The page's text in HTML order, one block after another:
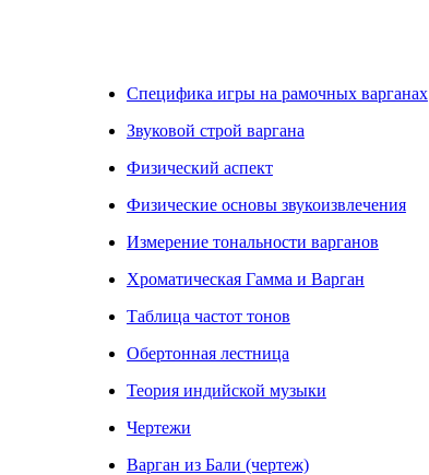
Специфика игры на рамочных варганах
Звуковой строй варгана
Физический аспект
Физические основы звукоизвлечения
Измерение тональности варганов
Хроматическая Гамма и Варган
Таблица частот тонов
Обертонная лестница
Теория индийской музыки
Чертежи
Варган из Бали (чертеж)